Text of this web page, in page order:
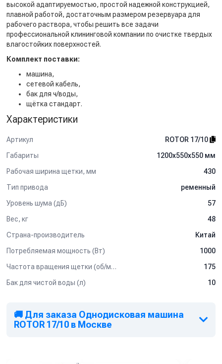
высокой адаптируемостью, простой надежной конструкцией,
плавной работой, достаточным размером резервуара для
рабочего раствора, чтобы решить все задачи
профессиональной клининговой компании по очистке твердых
влагостойких поверхностей.
Комплект поставки:
машина,
сетевой кабель,
бак для ч/воды,
щётка стандарт.
Характеристики
Артикул
ROTOR 17/10
Габариты
1200х550х550 мм
Рабочая ширина щетки, мм
430
Тип привода
ременный
Уровень шума (дБ)
57
Вес, кг
48
Страна-производитель
Китай
Потребляемая мощность (Вт)
1000
Частота вращения щетки (об/мин)
175
Бак для чистой воды (л)
10
🚚 Для заказа Однодисковая машина
ROTOR 17/10 в Москве